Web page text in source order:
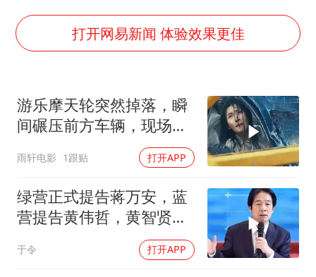
国防部：中国军队坚决反制任何闹海挑衅图谋
宇树科技中一签需缴款7.54万元
山东潍坊发布大风黄色预警
夯实基础开新局
打开网易新闻 体验效果更佳
游乐摩天轮突然掉落，瞬
间碾压前方车辆，现场状
雨轩电影 1跟贴 打开APP
绿营正式提告蒋万安，蓝
营提告黄伟哲，黄智贤不
于令 打开APP